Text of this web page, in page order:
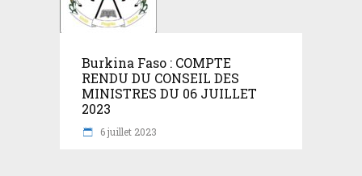
Burkina Faso : COMPTE
RENDU DU CONSEIL DES
MINISTRES DU 06 JUILLET
2023
6 juillet 2023